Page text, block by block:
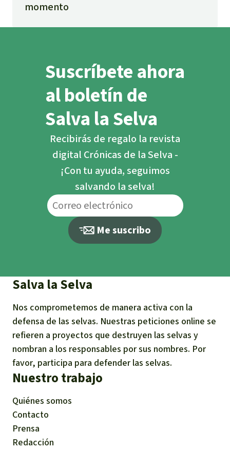
momento
Suscríbete ahora
al boletín de
Salva la Selva
Recibirás de regalo la revista
digital Crónicas de la Selva -
¡Con tu ayuda, seguimos
salvando la selva!
Me suscribo
Salva la Selva
Nos comprometemos de manera activa con la
defensa de las selvas. Nuestras peticiones online se
refieren a proyectos que destruyen las selvas y
nombran a los responsables por sus nombres. Por
favor, participa para defender las selvas.
Nuestro trabajo
Quiénes somos
Contacto
Prensa
Redacción